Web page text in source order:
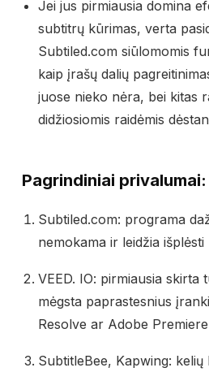
Jei jus pirmiausia domina
subtitrų kūrimas, verta
Subtiled.com siūlomomis
kaip įrašų dalių
juose nieko nėra, bei kitas
didžiosiomis raidėmis
Pagrindiniai privalumai:
Subtiled.com: programa
nemokama ir leidžia išplėsti
VEED. IO: pirmiausia
mėgsta paprastesnius
Resolve ar Adobe Premiere
SubtitleBee, Kapwing: